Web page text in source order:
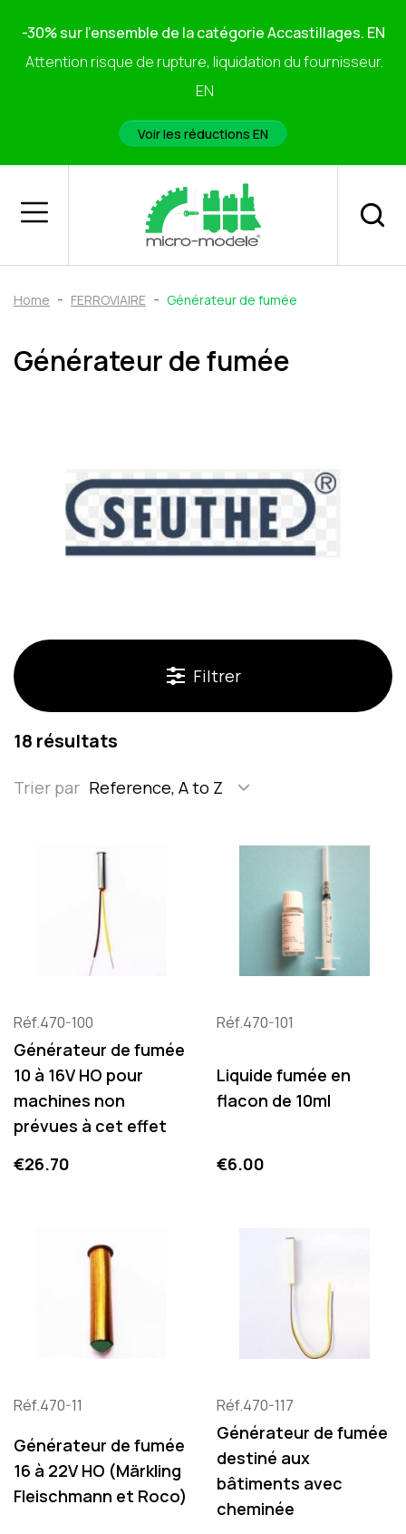
-30% sur l'ensemble de la catégorie Accastillages. EN
Attention risque de rupture, liquidation du fournisseur.
EN
Voir les réductions EN
Home FERROVIAIRE Générateur de fumée
Générateur de fumée
Filtrer
18 résultats
Trier par Reference, A to Z
Réf.470-100
Générateur de fumée
10 à 16V HO pour
machines non
prévues à cet effet
Price
€26.70
Réf.470-101
Liquide fumée en
flacon de 10ml
Price
€6.00
Réf.470-11
Générateur de fumée
16 à 22V HO (Märkling
Fleischmann et Roco)
Réf.470-117
Générateur de fumée
destiné aux
bâtiments avec
cheminée